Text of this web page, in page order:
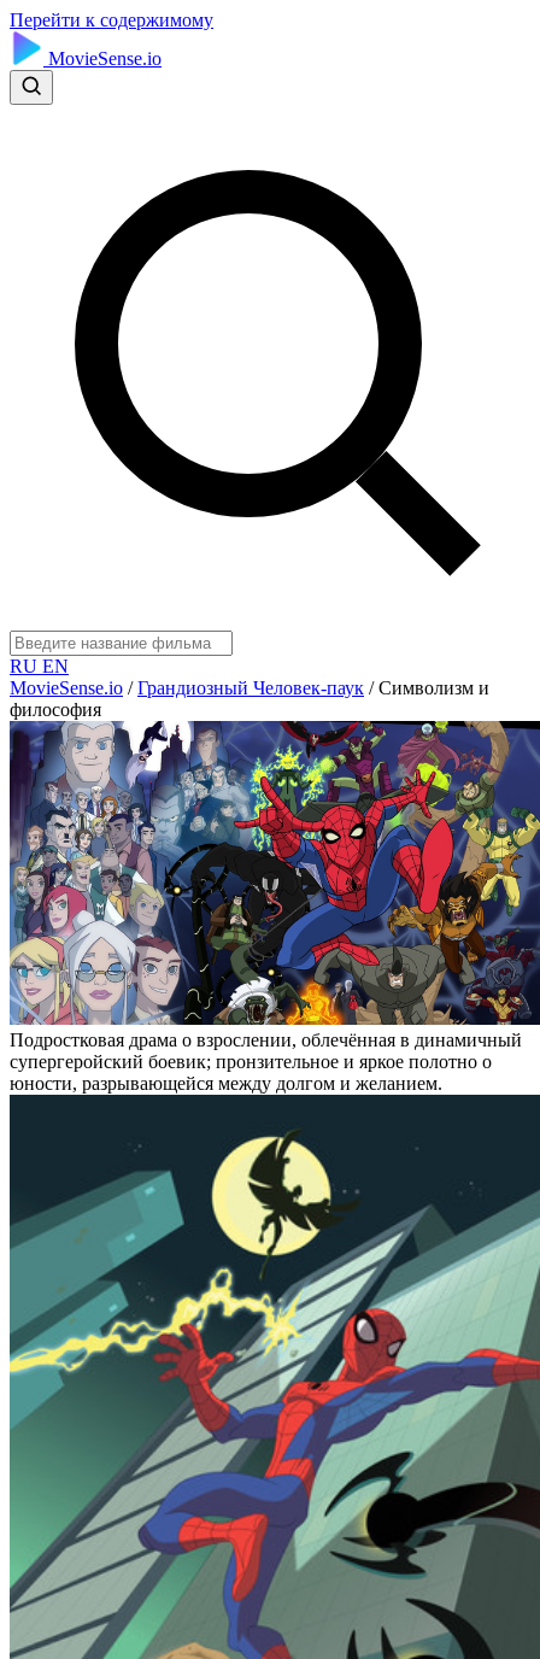
Перейти к содержимому
MovieSense.io
RU EN
MovieSense.io / Грандиозный Человек-паук / Символизм и
философия
Подростковая драма о взрослении, облечённая в динамичный
супергеройский боевик; пронзительное и яркое полотно о
юности, разрывающейся между долгом и желанием.